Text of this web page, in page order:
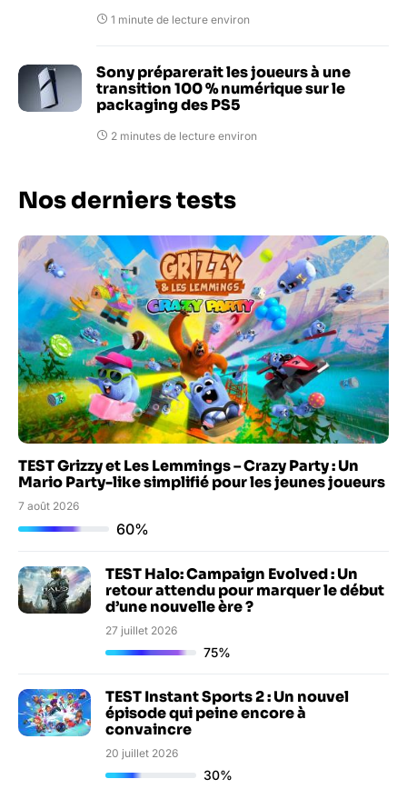
1 minute de lecture environ
Sony préparerait les joueurs à une
transition 100 % numérique sur le
packaging des PS5
2 minutes de lecture environ
Nos derniers tests
TEST Grizzy et Les Lemmings – Crazy Party : Un
Mario Party-like simplifié pour les jeunes joueurs
7 août 2026
60%
TEST Halo: Campaign Evolved : Un
retour attendu pour marquer le début
d’une nouvelle ère ?
27 juillet 2026
75%
TEST Instant Sports 2 : Un nouvel
épisode qui peine encore à
convaincre
20 juillet 2026
30%